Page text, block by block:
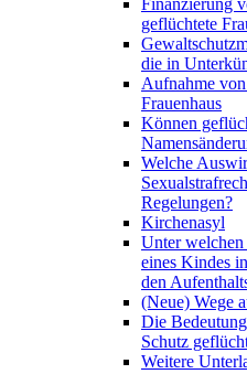
Finanzierung
geflüchtete
die in
Aufnahme
Frauenhaus
Können
Welche
Regelungen?
Kirchenasyl
Unter welchen
eines Kindes
den
(Neue) Wege
Die
Schutz
Weitere